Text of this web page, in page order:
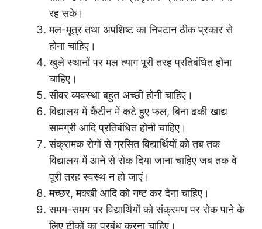
रह सके।
मल-मूत्र तथा अपशिष्ट का निपटान ठीक प्रकार से
होना चाहिए।
खुले स्थानों पर मल त्याग पूरी तरह प्रतिबंधित होना
चाहिए।
सीवर व्यवस्था बहुत अच्छी होनी चाहिए।
विद्यालय में कैंटीन में कटे हुए फल, बिना ढकी खाद्य
सामग्री आदि प्रतिबंधित होनी चाहिए।
संक्रामक रोगों से ग्रसित विद्यार्थियों को तब तक
विद्यालय में आने से रोक दिया जाना चाहिए जब तक वे
पूरी तरह स्वस्थ न हो जाएं।
मच्छर, मक्खी आदि को नष्ट कर देना चाहिए।
समय-समय पर विद्यार्थियों को संक्रमण पर रोक पाने के
लिए टीकों का प्रबंध करना चाहिए।